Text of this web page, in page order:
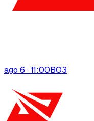
ago 6 · 11:00BO3